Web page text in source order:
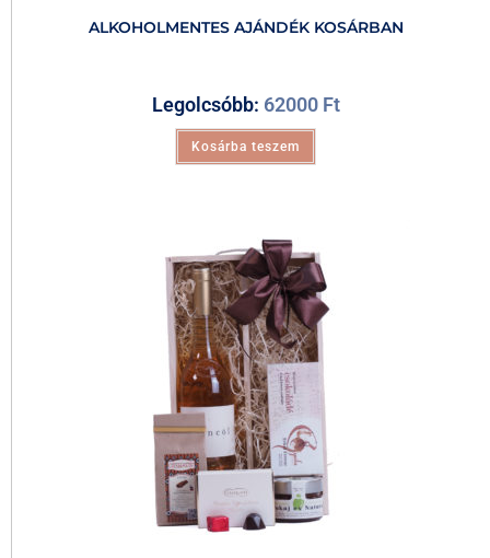
ALKOHOLMENTES AJÁNDÉK KOSÁRBAN
Legolcsóbb: 62000 Ft
Kosárba teszem